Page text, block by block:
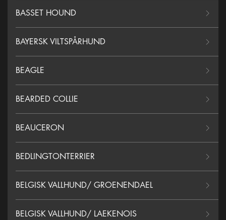
BASSET HOUND
BAYERSK VILTSPÅRHUND
BEAGLE
BEARDED COLLIE
BEAUCERON
BEDLINGTONTERRIER
BELGISK VALLHUND/ GROENENDAEL
BELGISK VALLHUND/ LAEKENOIS